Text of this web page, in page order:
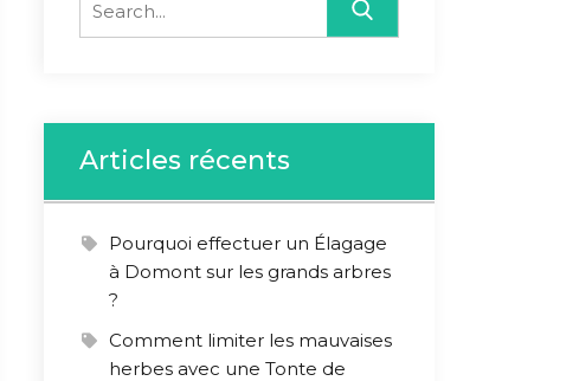
for:
Articles récents
Pourquoi effectuer un Élagage
à Domont sur les grands arbres
?
Comment limiter les mauvaises
herbes avec une Tonte de